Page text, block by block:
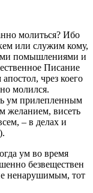
молиться? Ибо
или служим кому,
помышлениями и
Писание
чрез коего
молился.
ум прилепленным
желанием, висеть
– в делах и
ум во время
безвеществен
ненарушимым, тот